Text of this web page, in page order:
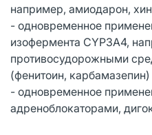
например, амиодарон,
- одновременное
изофермента CYP3A4,
противосудорожными
(фенитоин, карбамазепин
- одновременное
адреноблокаторами,